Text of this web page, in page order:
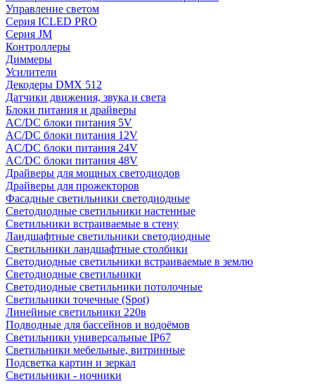
Управление светом
Серия ICLED PRO
Серия JM
Контроллеры
Диммеры
Усилители
Декодеры DMX 512
Датчики движения, звука и света
Блоки питания и драйверы
AC/DC блоки питания 5V
AC/DC блоки питания 12V
AC/DC блоки питания 24V
AC/DC блоки питания 48V
Драйверы для мощных светодиодов
Драйверы для прожекторов
Фасадные светильники светодиодные
Светодиодные светильники настенные
Светильники встраиваемые в стену
Ландшафтные светильники светодиодные
Светильники ландшафтные столбики
Светодиодные светильники встраиваемые в землю
Светодиодные светильники
Светодиодные светильники потолочные
Светильники точечные (Spot)
Линейные светильники 220в
Подводные для бассейнов и водоёмов
Светильники универсальные IP67
Светильники мебельные, витринные
Подсветка картин и зеркал
Светильники - ночники